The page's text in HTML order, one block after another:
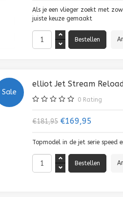
Als je een vlieger zoekt met
juiste keuze gemaakt
Sale
elliot Jet Stream
0 Rating
€181,95 €169,95
Topmodel in de jet serie speed